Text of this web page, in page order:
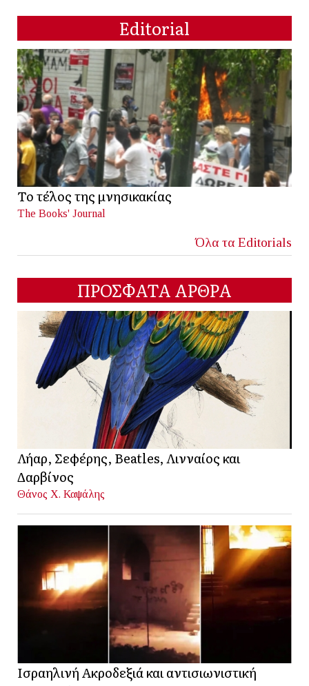
Editorial
Το τέλος της μνησικακίας
The Books' Journal
Όλα τα Editorials
ΠΡΟΣΦΑΤΑ ΑΡΘΡΑ
Λήαρ, Σεφέρης, Beatles, Λινναίος και
Δαρβίνος
Θάνος Χ. Καψάλης
Ισραηλινή Ακροδεξιά και αντισιωνιστική